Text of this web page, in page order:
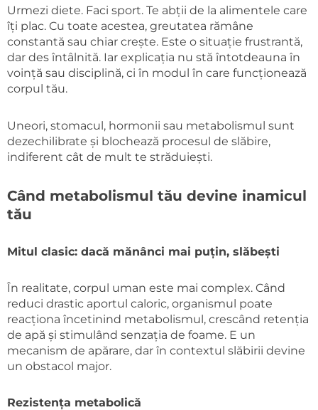
Urmezi diete. Faci sport. Te abții de la alimentele care
îți plac. Cu toate acestea, greutatea rămâne
constantă sau chiar crește. Este o situație frustrantă,
dar des întâlnită. Iar explicația nu stă întotdeauna în
voință sau disciplină, ci în modul în care funcționează
corpul tău.
Uneori, stomacul, hormonii sau metabolismul sunt
dezechilibrate și blochează procesul de slăbire,
indiferent cât de mult te străduiești.
Când metabolismul tău devine inamicul
tău
Mitul clasic: dacă mănânci mai puțin, slăbești
În realitate, corpul uman este mai complex. Când
reduci drastic aportul caloric, organismul poate
reacționa încetinind metabolismul, crescând retenția
de apă și stimulând senzația de foame. E un
mecanism de apărare, dar în contextul slăbirii devine
un obstacol major.
Rezistența metabolică